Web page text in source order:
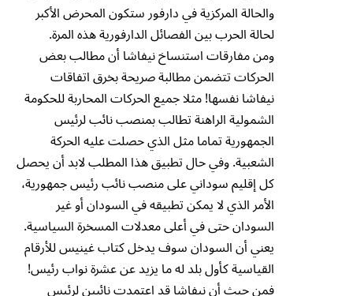
والحالة المركزية في دارفور ستكون المحرض الأكبر
لحالة الحرب بين الفصائل الدارفورية هذه المرة.
ومن مفارقات استنساخ نيفاشا أن مطالب بعض
الحركات تتضمن مطالبة صريحة بخرق اتفاقات
نيفاشا نفسها! مثلا جميع الحركات المحاربة للحكومة
الشمولية الراهنة تطالب بمنصب نائب لرئيس
الجمهورية تماما مثل الذي حصلت عليه الحركة
الشعبية. وفي حال تطبيق هذا المطلب لابد أن يحصل
كل إقليم سوداني على منصب نائب رئيس جمهورية،
الأمر الذي لا يمكن تطبيقه في السودان أو غير
السودان حتى في أعلى معدلات المسخرة السياسية.
يعني أن السودان سوف يدخل كتاب غينيس للأرقام
القياسية كأول بلد له ما يزيد عن عشرة نواب رئيس!
فمن حيث أن نيفاشا قد اعتمدت نائبين لرئيس